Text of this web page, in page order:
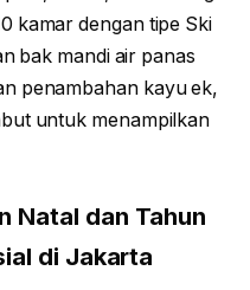
kamar dengan tipe Ski
bak mandi air panas
penambahan kayu ek,
untuk menampilkan
Natal dan Tahun
di Jakarta